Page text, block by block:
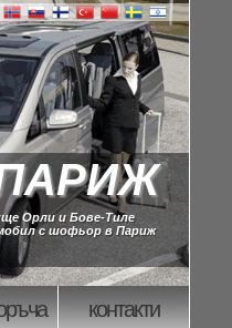
Орли и Бове-Тиле
с шофьор в Париж
контакти